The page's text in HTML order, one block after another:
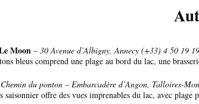
Moon – 30 Avenue d’Albigny, Annecy (+33) 4 50 19
bleus comprend une plage au bord du lac, une
du ponton – Embarcadère d’Angon, Talloires-
saisonnier offre des vues imprenables du lac, avec plage